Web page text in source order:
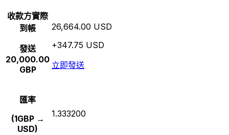
收款方實際
到帳
發送
20,000.00
GBP
26,664.00 USD
+347.75 USD
立即發送
匯率
(1GBP →
USD)
1.333200